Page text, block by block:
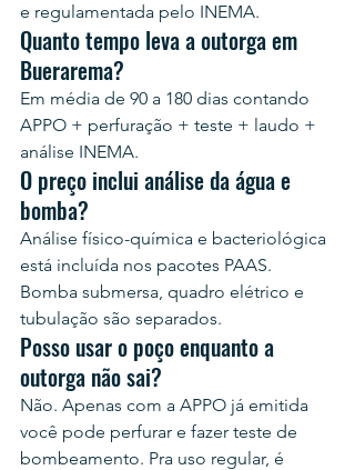
e regulamentada pelo INEMA.
Quanto tempo leva a outorga em
Buerarema?
Em média de 90 a 180 dias contando
APPO + perfuração + teste + laudo +
análise INEMA.
O preço inclui análise da água e
bomba?
Análise físico-química e bacteriológica
está incluída nos pacotes PAAS.
Bomba submersa, quadro elétrico e
tubulação são separados.
Posso usar o poço enquanto a
outorga não sai?
Não. Apenas com a APPO já emitida
você pode perfurar e fazer teste de
bombeamento. Pra uso regular, é